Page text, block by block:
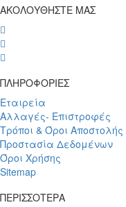
ΑΚΟΛΟΥΘΗΣΤΕ ΜΑΣ
wish
wish
wish
ΠΛΗΡΟΦΟΡΙΕΣ
Εταιρεία
Αλλαγές- Επιστροφές
Τρόποι & Όροι Αποστολής
Προστασία Δεδομένων
Όροι Χρήσης
Sitemap
ΠΕΡΙΣΣΟΤΕΡΑ